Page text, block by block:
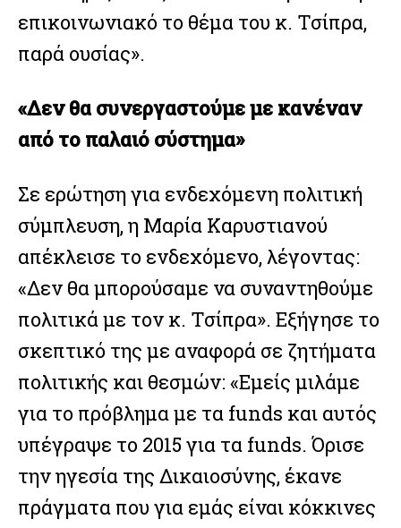
επικοινωνιακό το θέμα του κ. Τσίπρα,
παρά ουσίας».
«Δεν θα συνεργαστούμε με κανέναν
από το παλαιό σύστημα»
Σε ερώτηση για ενδεχόμενη πολιτική
σύμπλευση, η Μαρία Καρυστιανού
απέκλεισε το ενδεχόμενο, λέγοντας:
«Δεν θα μπορούσαμε να συναντηθούμε
πολιτικά με τον κ. Τσίπρα». Εξήγησε το
σκεπτικό της με αναφορά σε ζητήματα
πολιτικής και θεσμών: «Εμείς μιλάμε
για το πρόβλημα με τα funds και αυτός
υπέγραψε το 2015 για τα funds. Όρισε
την ηγεσία της Δικαιοσύνης, έκανε
πράγματα που για εμάς είναι κόκκινες